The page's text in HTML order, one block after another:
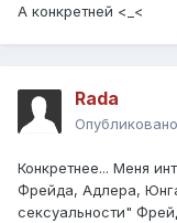
А конкретней <_<
Rada
Опубликовано
Конкретнее... Меня
Фрейда, Адлера,
сексуальности"